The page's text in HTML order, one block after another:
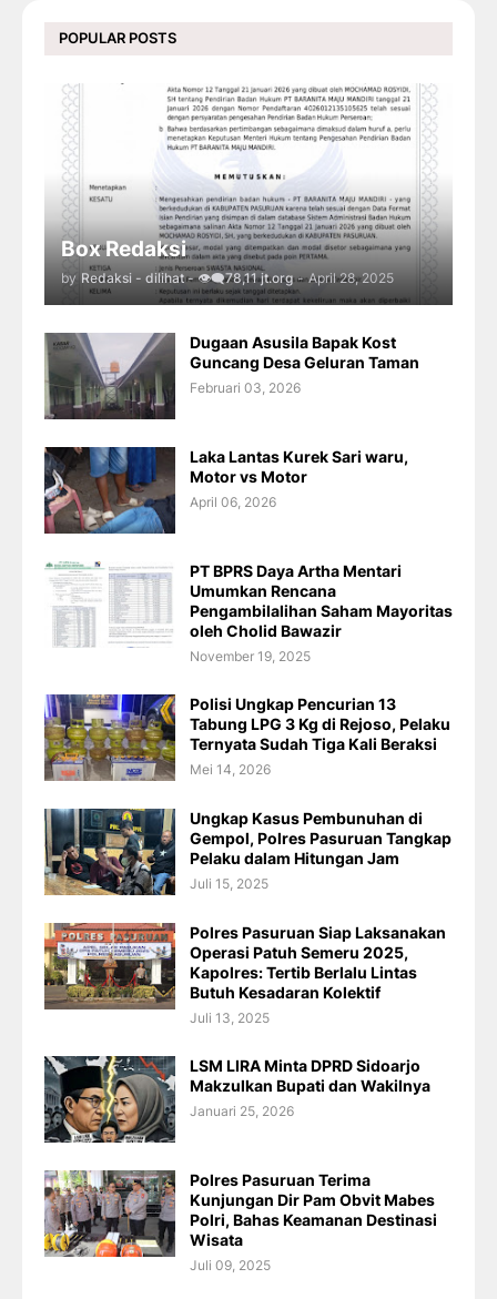
POPULAR POSTS
Box Redaksi
by Redaksi - dilihat - 👁️‍🗨️78,11 jt.org - April 28, 2025
Dugaan Asusila Bapak Kost
Guncang Desa Geluran Taman
Februari 03, 2026
Laka Lantas Kurek Sari waru,
Motor vs Motor
April 06, 2026
PT BPRS Daya Artha Mentari
Umumkan Rencana
Pengambilalihan Saham Mayoritas
oleh Cholid Bawazir
November 19, 2025
Polisi Ungkap Pencurian 13
Tabung LPG 3 Kg di Rejoso, Pelaku
Ternyata Sudah Tiga Kali Beraksi
Mei 14, 2026
Ungkap Kasus Pembunuhan di
Gempol, Polres Pasuruan Tangkap
Pelaku dalam Hitungan Jam
Juli 15, 2025
Polres Pasuruan Siap Laksanakan
Operasi Patuh Semeru 2025,
Kapolres: Tertib Berlalu Lintas
Butuh Kesadaran Kolektif
Juli 13, 2025
LSM LIRA Minta DPRD Sidoarjo
Makzulkan Bupati dan Wakilnya
Januari 25, 2026
Polres Pasuruan Terima
Kunjungan Dir Pam Obvit Mabes
Polri, Bahas Keamanan Destinasi
Wisata
Juli 09, 2025